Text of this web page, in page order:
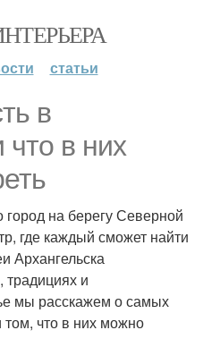
статьи
в
что в них
город на берегу Северной
где каждый сможет найти
Архангельска
традициях и
мы расскажем о самых
том, что в них можно